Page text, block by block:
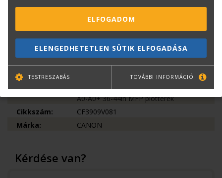
Kategóriák
Canon plotterek
Canon multifunkciós plotterek
Mérnöki plotterek
A0 36in mérnöki plotterek
A0-A0+ 36-44in MFP plotterek
Cikkszám:
CF3909V081
Márka:
CANON
Kérdése van?
ELFOGADOM
ELENGEDHETETLEN SÜTIK ELFOGADÁSA
TESTRESZABÁS TOVÁBBI INFORMÁCIÓ